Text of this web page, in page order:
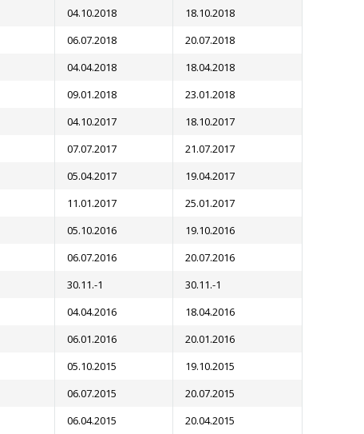
04.10.2018
18.10.2018
06.07.2018
20.07.2018
04.04.2018
18.04.2018
09.01.2018
23.01.2018
04.10.2017
18.10.2017
07.07.2017
21.07.2017
05.04.2017
19.04.2017
11.01.2017
25.01.2017
05.10.2016
19.10.2016
06.07.2016
20.07.2016
30.11.-1
30.11.-1
04.04.2016
18.04.2016
06.01.2016
20.01.2016
05.10.2015
19.10.2015
06.07.2015
20.07.2015
06.04.2015
20.04.2015